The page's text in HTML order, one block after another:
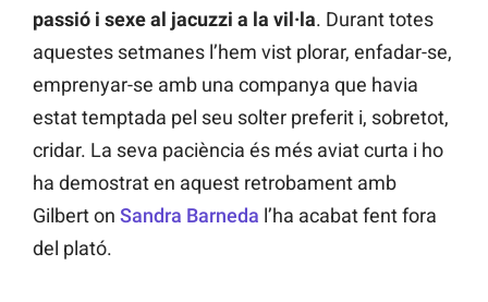
passió i sexe al jacuzzi a la vil·la. Durant totes
aquestes setmanes l’hem vist plorar, enfadar-se,
emprenyar-se amb una companya que havia
estat temptada pel seu solter preferit i, sobretot,
cridar. La seva paciència és més aviat curta i ho
ha demostrat en aquest retrobament amb
Gilbert on Sandra Barneda l’ha acabat fent fora
del plató.